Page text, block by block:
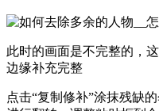
此时的画面是不完整的，
边缘补充完整
点击“复制修补”涂抹残缺